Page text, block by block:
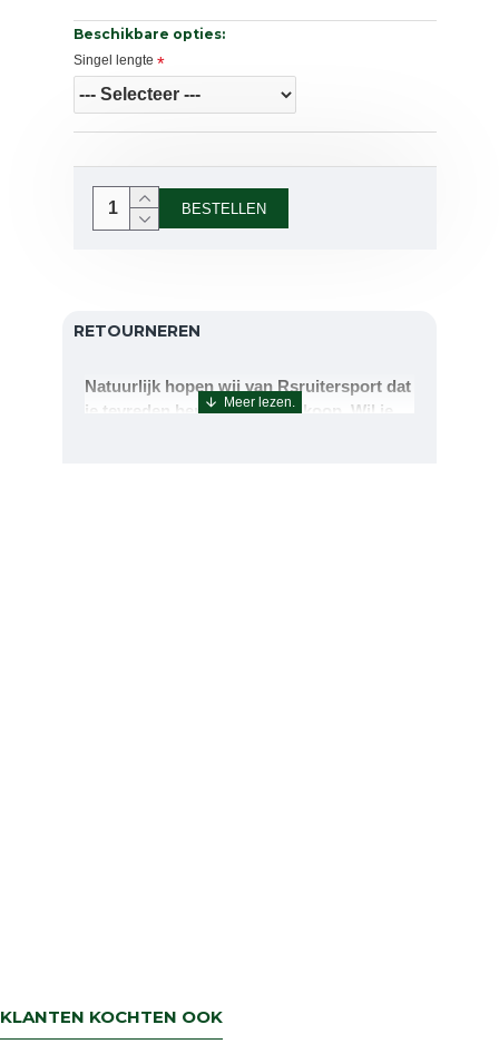
Beschikbare opties:
Singel lengte
BESTELLEN
RETOURNEREN
Natuurlijk hopen wij van Rsruitersport dat
je tevreden bent met uw aankoop. Wil je
KLANTEN KOCHTEN OOK